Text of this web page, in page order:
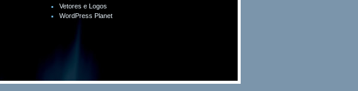
Vetores e Logos
WordPress Planet